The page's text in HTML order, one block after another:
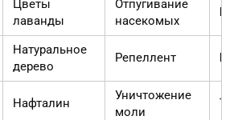
Цветы
лаванды
Отпугивание
насекомых
Натуральное
дерево
Репеллент
Нафталин
Уничтожение
моли